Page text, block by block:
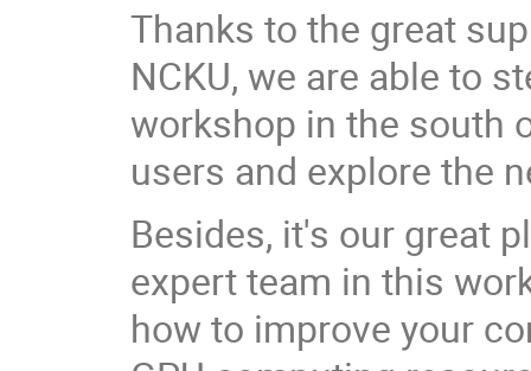
Thanks to the great
NCKU, we are able to
workshop in the south
users and explore the
Besides, it's our great
expert team in this
how to improve your